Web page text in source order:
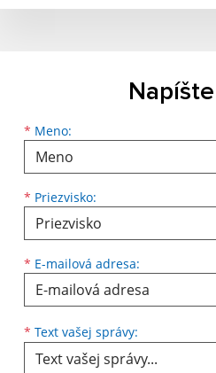
* Meno:
Meno
* Priezvisko:
Priezvisko
* E-mailová adresa:
E-mailová adresa
* Text vašej správy: